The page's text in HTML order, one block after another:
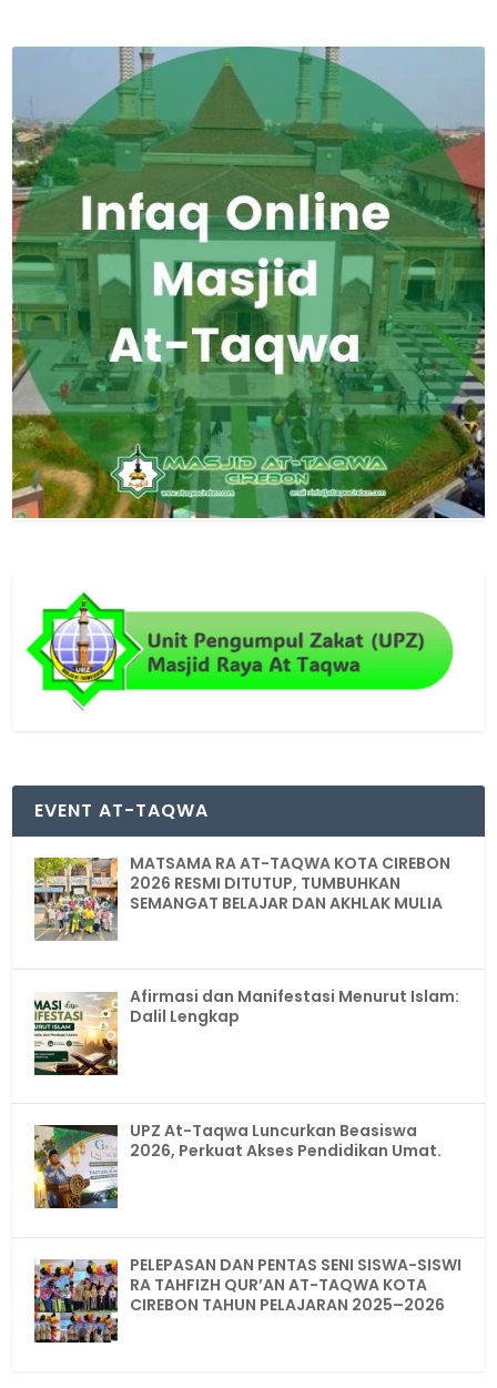
EVENT AT-TAQWA
MATSAMA RA AT-TAQWA KOTA CIREBON
2026 RESMI DITUTUP, TUMBUHKAN
SEMANGAT BELAJAR DAN AKHLAK MULIA
Afirmasi dan Manifestasi Menurut Islam:
Dalil Lengkap
UPZ At-Taqwa Luncurkan Beasiswa
2026, Perkuat Akses Pendidikan Umat.
PELEPASAN DAN PENTAS SENI SISWA-SISWI
RA TAHFIZH QUR’AN AT-TAQWA KOTA
CIREBON TAHUN PELAJARAN 2025–2026